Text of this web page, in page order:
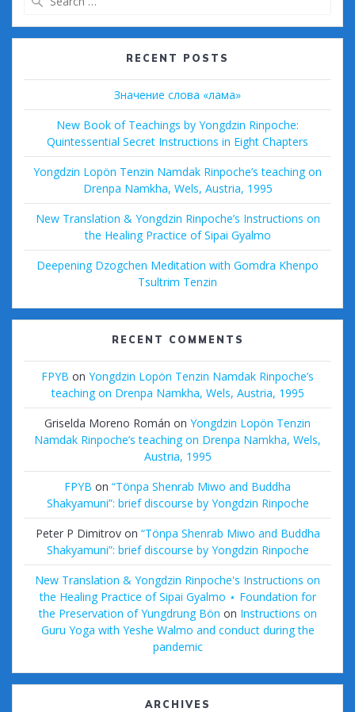
o
k
ss
RECENT POSTS
Значение слова «лама»
New Book of Teachings by Yongdzin Rinpoche:
Quintessential Secret Instructions in Eight Chapters
Yongdzin Lopön Tenzin Namdak Rinpoche’s teaching on
Drenpa Namkha, Wels, Austria, 1995
New Translation & Yongdzin Rinpoche’s Instructions on
the Healing Practice of Sipai Gyalmo
Deepening Dzogchen Meditation with Gomdra Khenpo
Tsultrim Tenzin
RECENT COMMENTS
FPYB on Yongdzin Lopön Tenzin Namdak Rinpoche’s
teaching on Drenpa Namkha, Wels, Austria, 1995
Griselda Moreno Román on Yongdzin Lopön Tenzin
Namdak Rinpoche’s teaching on Drenpa Namkha, Wels,
Austria, 1995
FPYB on “Tönpa Shenrab Miwo and Buddha
Shakyamuni”: brief discourse by Yongdzin Rinpoche
Peter P Dimitrovon “Tönpa Shenrab Miwo and Buddha
Shakyamuni”: brief discourse by Yongdzin Rinpoche
New Translation & Yongdzin Rinpoche's Instructions on
the Healing Practice of Sipai Gyalmo ⋆ Foundation for
the Preservation of Yungdrung Bön on Instructions on
Guru Yoga with Yeshe Walmo and conduct during the
pandemic
ARCHIVES